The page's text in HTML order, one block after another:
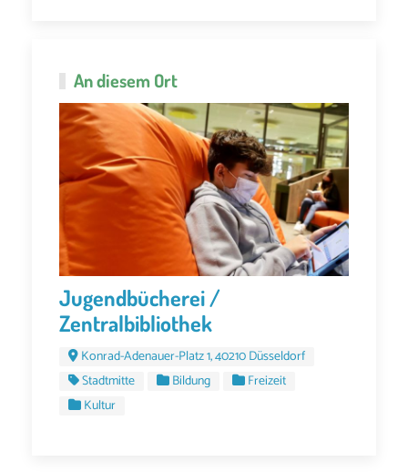
An diesem Ort
Jugendbücherei /
Zentralbibliothek
Konrad-Adenauer-Platz 1, 40210 Düsseldorf
Stadtmitte
Bildung
Freizeit
Kultur